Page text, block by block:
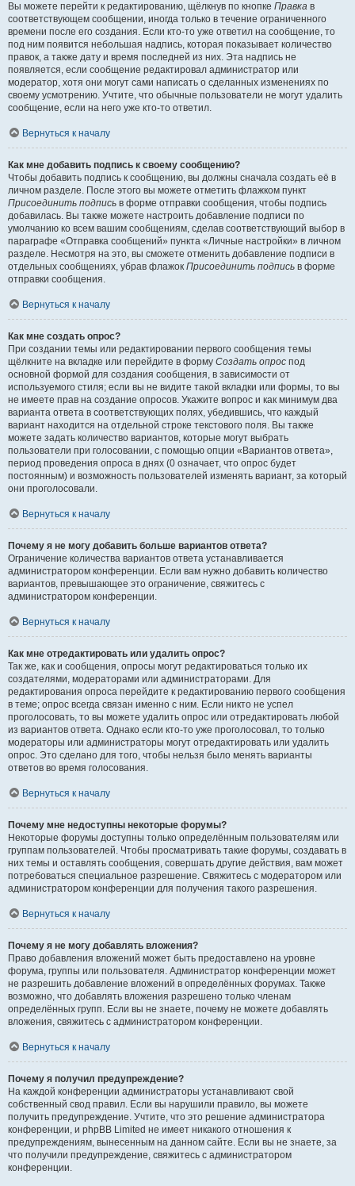
Вы можете перейти к редактированию, щёлкнув по кнопке Правка в
соответствующем сообщении, иногда только в течение ограниченного
времени после его создания. Если кто-то уже ответил на сообщение, то
под ним появится небольшая надпись, которая показывает количество
правок, а также дату и время последней из них. Эта надпись не
появляется, если сообщение редактировал администратор или
модератор, хотя они могут сами написать о сделанных изменениях по
своему усмотрению. Учтите, что обычные пользователи не могут удалить
сообщение, если на него уже кто-то ответил.
Вернуться к началу
Как мне добавить подпись к своему сообщению?
Чтобы добавить подпись к сообщению, вы должны сначала создать её в
личном разделе. После этого вы можете отметить флажком пункт
Присоединить подпись в форме отправки сообщения, чтобы подпись
добавилась. Вы также можете настроить добавление подписи по
умолчанию ко всем вашим сообщениям, сделав соответствующий выбор в
параграфе «Отправка сообщений» пункта «Личные настройки» в личном
разделе. Несмотря на это, вы сможете отменить добавление подписи в
отдельных сообщениях, убрав флажок Присоединить подпись в форме
отправки сообщения.
Вернуться к началу
Как мне создать опрос?
При создании темы или редактировании первого сообщения темы
щёлкните на вкладке или перейдите в форму Создать опрос под
основной формой для создания сообщения, в зависимости от
используемого стиля; если вы не видите такой вкладки или формы, то вы
не имеете прав на создание опросов. Укажите вопрос и как минимум два
варианта ответа в соответствующих полях, убедившись, что каждый
вариант находится на отдельной строке текстового поля. Вы также
можете задать количество вариантов, которые могут выбрать
пользователи при голосовании, с помощью опции «Вариантов ответа»,
период проведения опроса в днях (0 означает, что опрос будет
постоянным) и возможность пользователей изменять вариант, за который
они проголосовали.
Вернуться к началу
Почему я не могу добавить больше вариантов ответа?
Ограничение количества вариантов ответа устанавливается
администратором конференции. Если вам нужно добавить количество
вариантов, превышающее это ограничение, свяжитесь с
администратором конференции.
Вернуться к началу
Как мне отредактировать или удалить опрос?
Так же, как и сообщения, опросы могут редактироваться только их
создателями, модераторами или администраторами. Для
редактирования опроса перейдите к редактированию первого сообщения
в теме; опрос всегда связан именно с ним. Если никто не успел
проголосовать, то вы можете удалить опрос или отредактировать любой
из вариантов ответа. Однако если кто-то уже проголосовал, то только
модераторы или администраторы могут отредактировать или удалить
опрос. Это сделано для того, чтобы нельзя было менять варианты
ответов во время голосования.
Вернуться к началу
Почему мне недоступны некоторые форумы?
Некоторые форумы доступны только определённым пользователям или
группам пользователей. Чтобы просматривать такие форумы, создавать в
них темы и оставлять сообщения, совершать другие действия, вам может
потребоваться специальное разрешение. Свяжитесь с модератором или
администратором конференции для получения такого разрешения.
Вернуться к началу
Почему я не могу добавлять вложения?
Право добавления вложений может быть предоставлено на уровне
форума, группы или пользователя. Администратор конференции может
не разрешить добавление вложений в определённых форумах. Также
возможно, что добавлять вложения разрешено только членам
определённых групп. Если вы не знаете, почему не можете добавлять
вложения, свяжитесь с администратором конференции.
Вернуться к началу
Почему я получил предупреждение?
На каждой конференции администраторы устанавливают свой
собственный свод правил. Если вы нарушили правило, вы можете
получить предупреждение. Учтите, что это решение администратора
конференции, и phpBB Limited не имеет никакого отношения к
предупреждениям, вынесенным на данном сайте. Если вы не знаете, за
что получили предупреждение, свяжитесь с администратором
конференции.